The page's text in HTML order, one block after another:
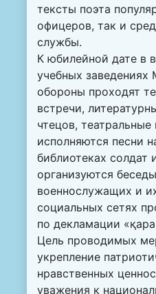
тексты поэта
офицеров, так и
службы.
К юбилейной дате в
учебных заведениях
обороны проходят
встречи,
чтецов, театральные
исполняются песни
библиотеках солдат
организуются
военнослужащих и
социальных сетях
по декламации
Цель проводимых
укрепление
нравственных
уважения к